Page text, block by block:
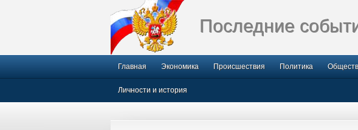
Последние
Главная Экономика Происшествия Политика
Личности и история